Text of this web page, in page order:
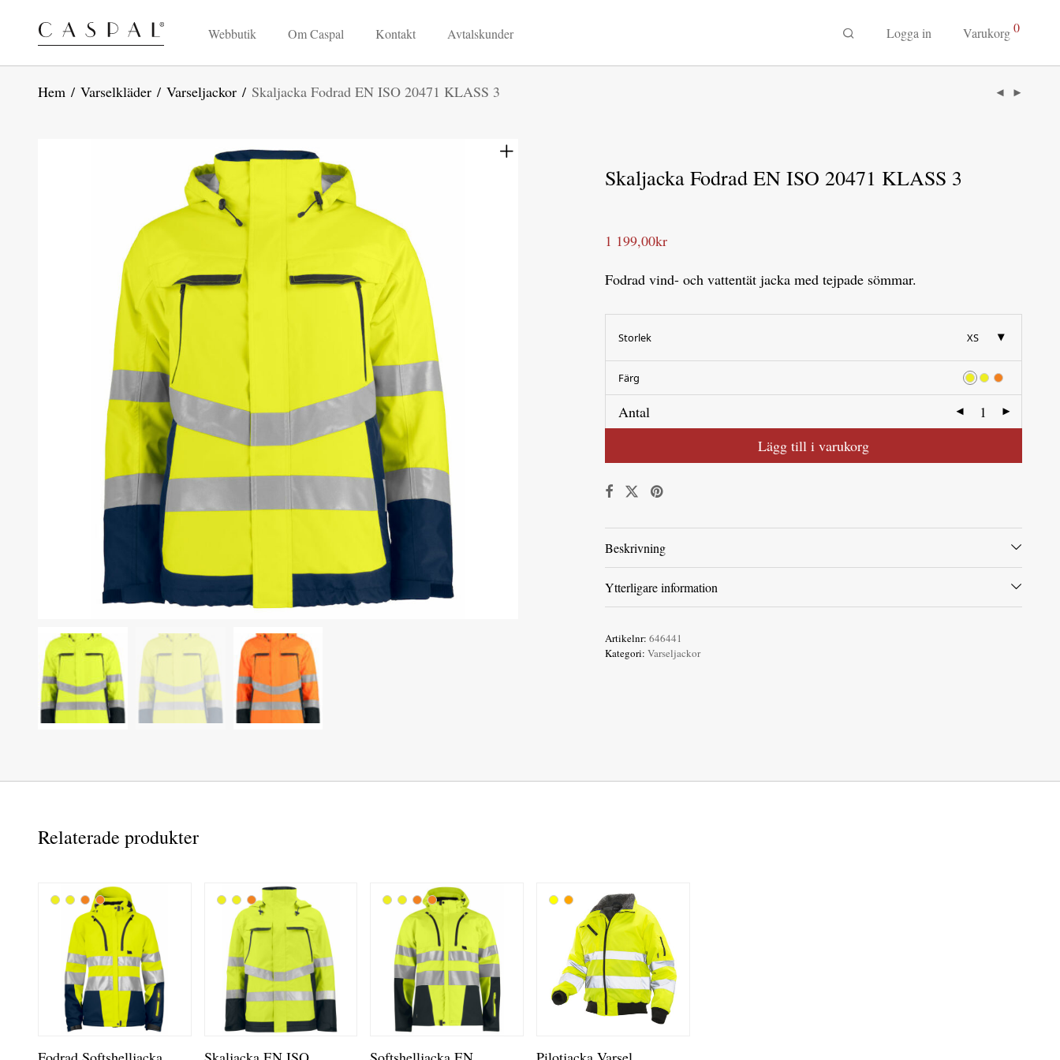
Webbutik Om Caspal Kontakt Avtalskunder Logga in Varukorg0
Hem / Varselkläder / Varseljackor / Skaljacka Fodrad EN ISO 20471 KLASS 3
Skaljacka Fodrad EN ISO 20471 KLASS 3
1 199,00kr
Fodrad vind- och vattentät jacka med tejpade sömmar.
Storlek XS
Färg
Antal
Lägg till i varukorg
Beskrivning
Ytterligare information
Artikelnr: 646441
Kategori: Varseljackor
Relaterade produkter